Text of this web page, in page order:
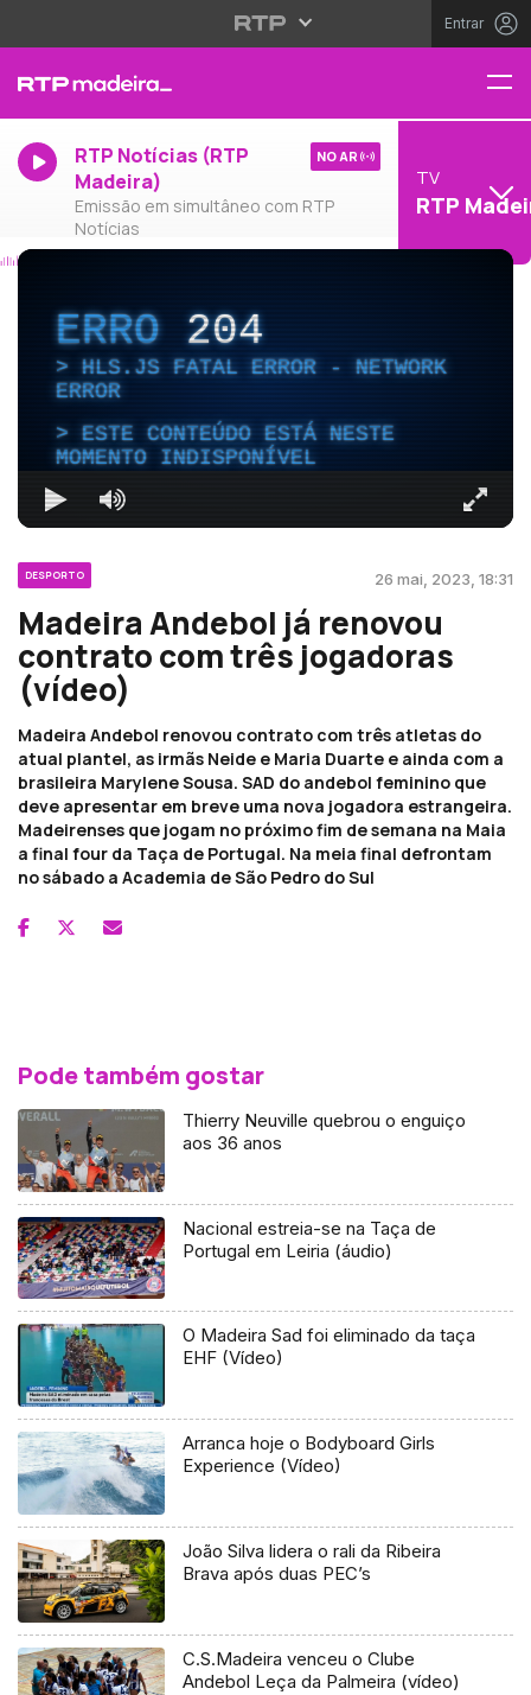
Entrar
RTP Notícias (RTP
Madeira)
Emissão em simultâneo com RTP
Notícias
NO AR
TV
RTP
ERRO204
HLS.JS FATAL ERROR - NETWORK
ERROR
ESTE CONTEÚDO ESTÁ NESTE
MOMENTO INDISPONÍVEL
DESPORTO 26 mai, 2023, 18:31
Madeira Andebol já renovou
contrato com três jogadoras
(vídeo)
Madeira Andebol renovou contrato com três atletas do
atual plantel, as irmãs Neide e Maria Duarte e ainda com a
brasileira Marylene Sousa. SAD do andebol feminino que
deve apresentar em breve uma nova jogadora estrangeira.
Madeirenses que jogam no próximo fim de semana na Maia
a final four da Taça de Portugal. Na meia final defrontam
no sábado a Academia de São Pedro do Sul
Pode também gostar
Thierry Neuville quebrou o enguiço
aos 36 anos
Nacional estreia-se na Taça de
Portugal em Leiria (áudio)
O Madeira Sad foi eliminado da taça
EHF (Vídeo)
Arranca hoje o Bodyboard Girls
Experience (Vídeo)
João Silva lidera o rali da Ribeira
Brava após duas PEC’s
C.S.Madeira venceu o Clube
Andebol Leça da Palmeira (vídeo)